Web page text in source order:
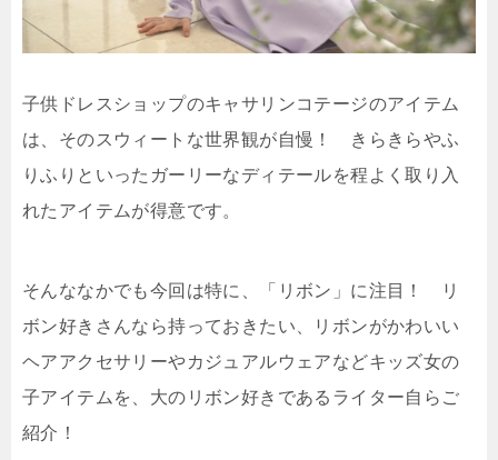
子供ドレスショップのキャサリンコテージのアイテム
は、そのスウィートな世界観が自慢！ きらきらやふ
りふりといったガーリーなディテールを程よく取り入
れたアイテムが得意です。
そんななかでも今回は特に、「リボン」に注目！ リ
ボン好きさんなら持っておきたい、リボンがかわいい
ヘアアクセサリーやカジュアルウェアなどキッズ女の
子アイテムを、大のリボン好きであるライター自らご
紹介！